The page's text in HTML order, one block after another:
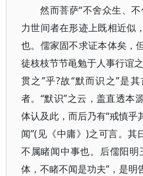
然而菩萨“不舍众生、
力世间者在形迹上既相近似
也。儒家固不求证本体矣，
徒枝枝节节黾勉于人事行谊
贯之”乎?故“默而识之”是
者。“默识”之云，盖直透本
体认及此，而后乃有“戒慎乎
闻”(见《中庸》)之可言。其
不属睹闻中事也。后儒阳明
体，不睹不闻是功夫”，是明